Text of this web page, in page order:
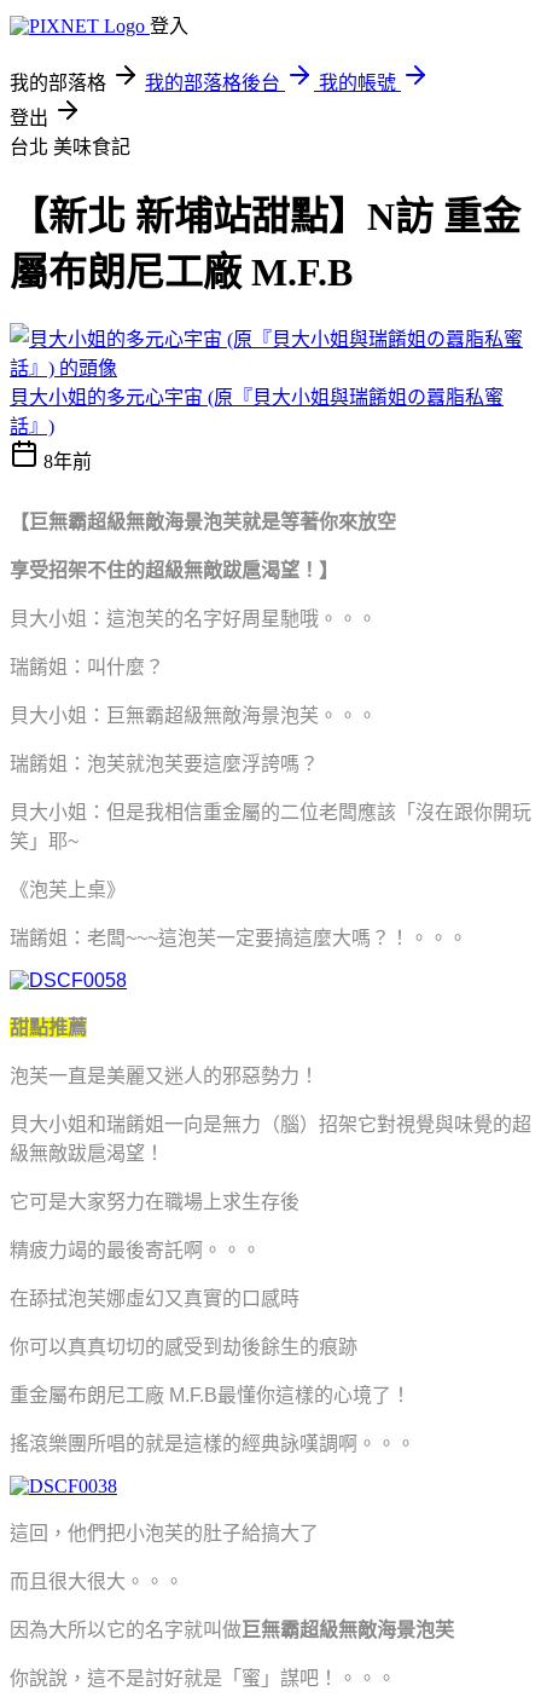
登入
我的部落格 我的部落格後台
我的帳號
登出
台北 美味食記
【新北 新埔站甜點】N訪 重金
屬布朗尼工廠 M.F.B
貝大小姐的多元心宇宙 (原『貝大小姐與瑞餚姐の囂脂私蜜
話』)
8年前
【巨無霸超級無敵海景泡芙就是等著你來放空
享受招架不住的超級無敵跋扈渴望！】
貝大小姐：這泡芙的名字好周星馳哦。。。
瑞餚姐：叫什麼？
貝大小姐：巨無霸超級無敵海景泡芙。。。
瑞餚姐：泡芙就泡芙要這麼浮誇嗎？
貝大小姐：但是我相信重金屬的二位老闆應該「沒在跟你開玩
笑」耶~
《泡芙上桌》
瑞餚姐：老闆~~~這泡芙一定要搞這麼大嗎？！。。。
甜點推薦
泡芙一直是美麗又迷人的邪惡勢力！
貝大小姐和瑞餚姐一向是無力（腦）招架它對視覺與味覺的超
級無敵跋扈渴望！
它可是大家努力在職場上求生存後
精疲力竭的最後寄託啊。。。
在舔拭泡芙娜虛幻又真實的口感時
你可以真真切切的感受到劫後餘生的痕跡
重金屬布朗尼工廠 M.F.B最懂你這樣的心境了！
搖滾樂團所唱的就是這樣的經典詠嘆調啊。。。
這回，他們把小泡芙的肚子給搞大了
而且很大很大。。。
因為大所以它的名字就叫做 巨無霸超級無敵海景泡芙
你說說，這不是討好就是「蜜」謀吧！。。。